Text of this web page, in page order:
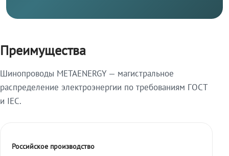
Преимущества
Шинопроводы METAENERGY — магистральное
распределение электроэнергии по требованиям ГОСТ
и IEC.
Российское производство